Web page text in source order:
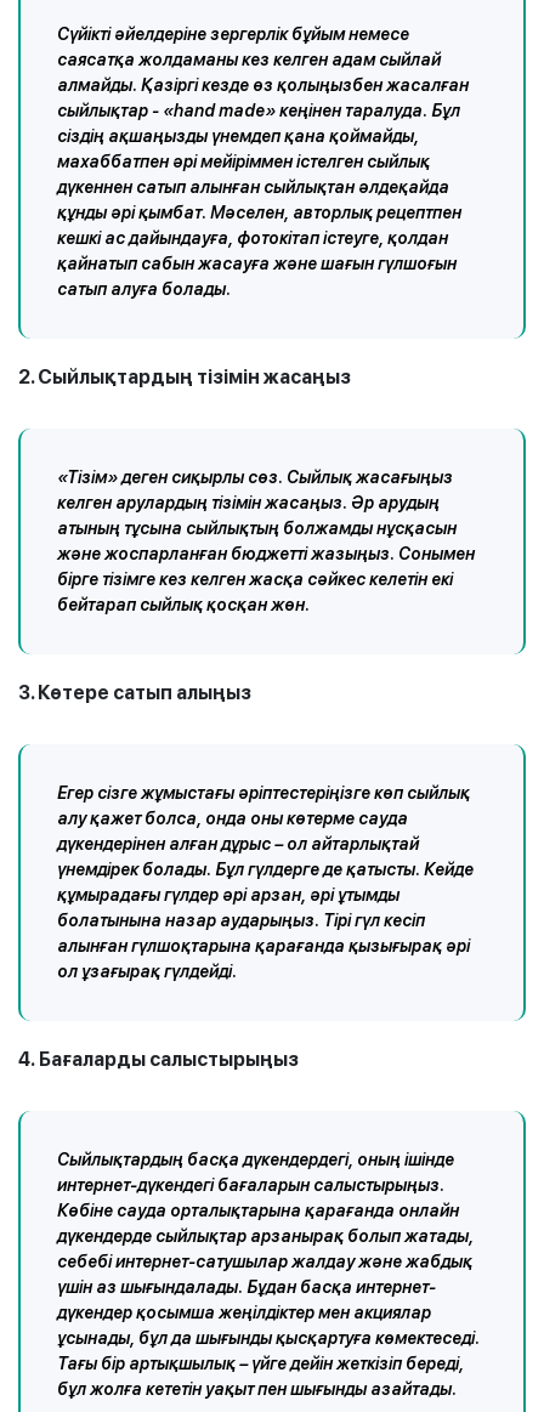
Сүйікті әйелдеріне зергерлік бұйым немесе
саясатқа жолдаманы кез келген адам сыйлай
алмайды. Қазіргі кезде өз қолыңызбен жасалған
сыйлықтар - «hand made» кеңінен таралуда. Бұл
сіздің ақшаңызды үнемдеп қана қоймайды,
махаббатпен әрі мейіріммен істелген сыйлық
дүкеннен сатып алынған сыйлықтан әлдеқайда
құнды әрі қымбат. Мәселен, авторлық рецептпен
кешкі ас дайындауға, фотокітап істеуге, қолдан
қайнатып сабын жасауға және шағын гүлшоғын
сатып алуға болады.
2. Сыйлықтардың тізімін жасаңыз
«Тізім» деген сиқырлы сөз. Сыйлық жасағыңыз
келген арулардың тізімін жасаңыз. Әр арудың
атының тұсына сыйлықтың болжамды нұсқасын
және жоспарланған бюджетті жазыңыз. Сонымен
бірге тізімге кез келген жасқа сәйкес келетін екі
бейтарап сыйлық қосқан жөн.
3. Көтере сатып алыңыз
Егер сізге жұмыстағы әріптестеріңізге көп сыйлық
алу қажет болса, онда оны көтерме сауда
дүкендерінен алған дұрыс – ол айтарлықтай
үнемдірек болады. Бұл гүлдерге де қатысты. Кейде
құмырадағы гүлдер әрі арзан, әрі ұтымды
болатынына назар аударыңыз. Тірі гүл кесіп
алынған гүлшоқтарына қарағанда қызығырақ әрі
ол ұзағырақ гүлдейді.
4. Бағаларды салыстырыңыз
Сыйлықтардың басқа дүкендердегі, оның ішінде
интернет-дүкендегі бағаларын салыстырыңыз.
Көбіне сауда орталықтарына қарағанда онлайн
дүкендерде сыйлықтар арзанырақ болып жатады,
себебі интернет-сатушылар жалдау және жабдық
үшін аз шығындалады. Бұдан басқа интернет-
дүкендер қосымша жеңілдіктер мен акциялар
ұсынады, бұл да шығынды қысқартуға көмектеседі.
Тағы бір артықшылық – үйге дейін жеткізіп береді,
бұл жолға кететін уақыт пен шығынды азайтады.